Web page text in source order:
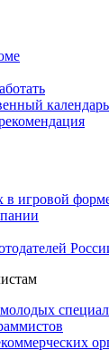
календарь
в игровой